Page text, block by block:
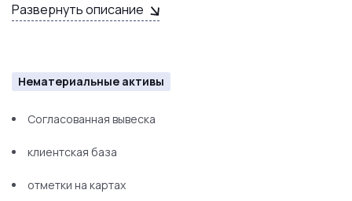
прочее
Развернуть описание
Нематериальные активы
Согласованная вывеска
клиентская база
отметки на картах